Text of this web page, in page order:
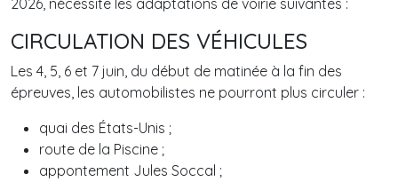
2026, nécessite les adaptations de voirie suivantes :
CIRCULATION DES VÉHICULES
Les 4, 5, 6 et 7 juin, du début de matinée à la fin des
épreuves, les automobilistes ne pourront plus circuler :
quai des États-Unis ;
route de la Piscine ;
appontement Jules Soccal ;